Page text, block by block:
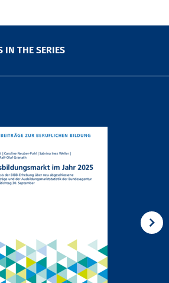
IN THE SERIES